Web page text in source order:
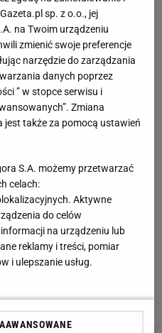
stylu
Lidla nawet jesienią będą
zł
w kuchni? Ten prosty trik może
płynu. Ręczniki
folią pod telewizorem. Lepiej
WIĘCEJ TEMATÓW
sp. z o.o., jej
na Twoim urządzeniu
zmienić swoje preferencje
narzędzie do zarządzania
danych poprzez
” w stopce serwisu i
Zmiana
jest także za pomocą ustawień
S.A. możemy przetwarzać
celach:
Aktywne
do celów
na urządzeniu lub
reklamy i treści, pomiar
i ulepszanie usług.